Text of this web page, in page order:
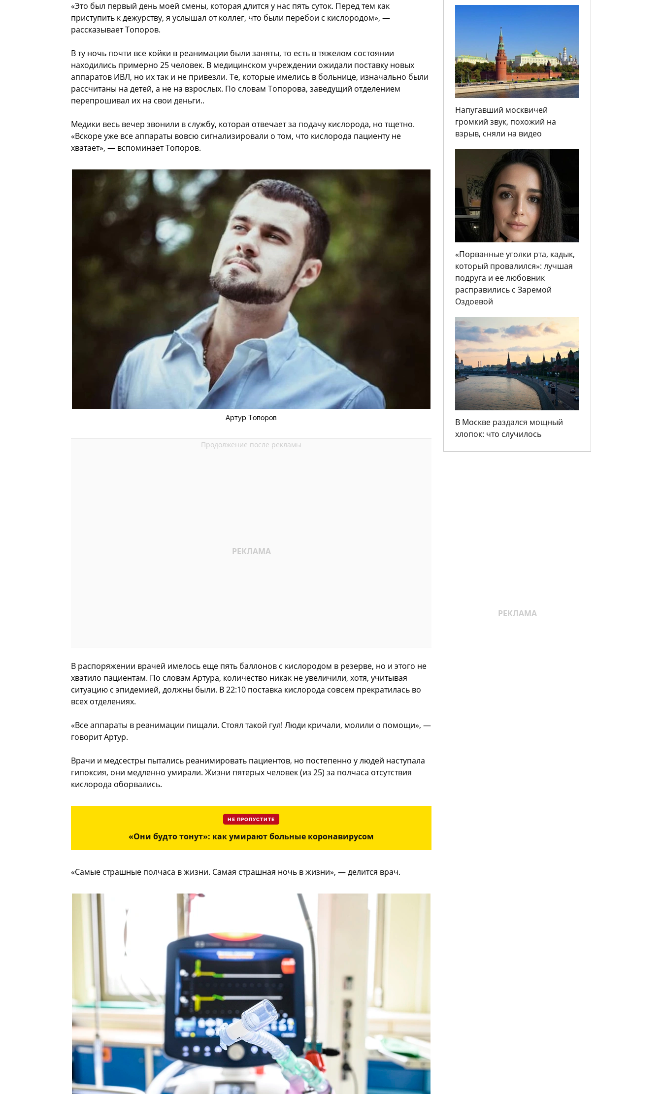
«Это был первый день моей смены, которая длится у нас пять суток. Перед тем как
приступить к дежурству, я услышал от коллег, что были перебои с кислородом», —
рассказывает Топоров.
В ту ночь почти все койки в реанимации были заняты, то есть в тяжелом состоянии
находились примерно 25 человек. В медицинском учреждении ожидали поставку новых
аппаратов ИВЛ, но их так и не привезли. Те, которые имелись в больнице, изначально были
рассчитаны на детей, а не на взрослых. По словам Топорова, заведущий отделением
перепрошивал их на свои деньги..
Медики весь вечер звонили в службу, которая отвечает за подачу кислорода, но тщетно.
«Вскоре уже все аппараты вовсю сигнализировали о том, что кислорода пациенту не
хватает», — вспоминает Топоров.
Артур Топоров
В распоряжении врачей имелось еще пять баллонов с кислородом в резерве, но и этого не
хватило пациентам. По словам Артура, количество никак не увеличили, хотя, учитывая
ситуацию с эпидемией, должны были. В 22:10 поставка кислорода совсем прекратилась во
всех отделениях.
«Все аппараты в реанимации пищали. Стоял такой гул! Люди кричали, молили о помощи», —
говорит Артур.
Врачи и медсестры пытались реанимировать пациентов, но постепенно у людей наступала
гипоксия, они медленно умирали. Жизни пятерых человек (из 25) за полчаса отсутствия
кислорода оборвались.
НЕ ПРОПУСТИТЕ
«Они будто тонут»: как умирают больные коронавирусом
«Самые страшные полчаса в жизни. Самая страшная ночь в жизни», — делится врач.
Напугавший москвичей
громкий звук, похожий на
взрыв, сняли на видео
«Порванные уголки рта, кадык,
который провалился»: лучшая
подруга и ее любовник
расправились с Заремой
Оздоевой
В Москве раздался мощный
хлопок: что случилось